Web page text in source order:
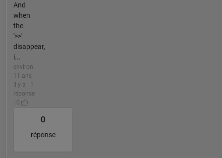
And
when
the
'>>'
disappear,
i...
environ
11 ans
il y a | 1
réponse
| 0
0
réponse